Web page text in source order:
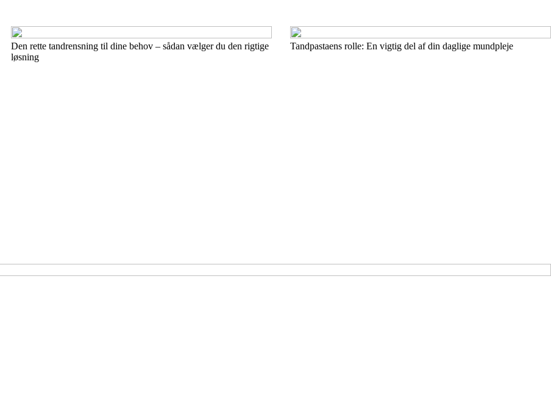
Den rette tandrensning til dine behov – sådan vælger du den rigtige
løsning
Tandpastaens rolle: En vigtig del af din daglige mundpleje